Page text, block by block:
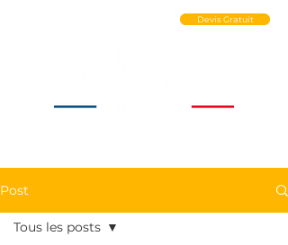
Devis Gratuit
Post
Tous les posts